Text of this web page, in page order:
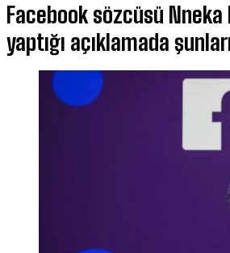
Facebook sözcüsü
yaptığı açıklamada